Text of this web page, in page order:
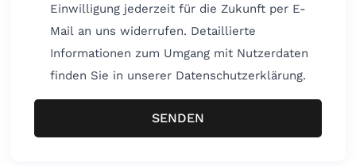
Einwilligung jederzeit für die Zukunft per E-
Mail an uns widerrufen. Detaillierte
Informationen zum Umgang mit Nutzerdaten
finden Sie in unserer Datenschutzerklärung.
SENDEN